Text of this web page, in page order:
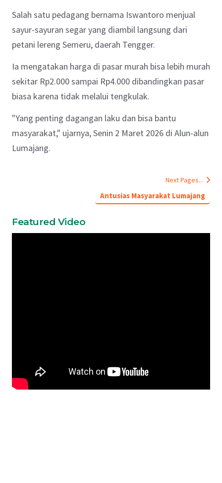
Salah satu pedagang bernama Iswantoro menjual
sayur-sayuran segar yang diambil langsung dari
petani lereng Semeru, daerah Tengger.
Ia mengatakan harga di pasar murah bisa lebih murah
sekitar Rp2.000 sampai Rp4.000 dibandingkan pasar
biasa karena tidak melalui tengkulak.
"Yang penting dagangan laku dan bisa bantu
masyarakat," ujarnya, Senin 2 Maret 2026 di Alun-alun
Lumajang.
Next Pages...
Antusias Masyarakat Lumajang
Featured Video